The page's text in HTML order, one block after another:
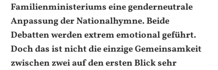
Familienministeriums eine genderneutrale
Anpassung der Nationalhymne. Beide
Debatten werden extrem emotional geführt.
Doch das ist nicht die einzige Gemeinsamkeit
zwischen zwei auf den ersten Blick sehr